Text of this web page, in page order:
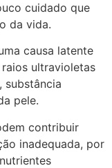
cuidado que
da vida.
causa latente
ultravioletas
substância
pele.
contribuir
inadequada, por